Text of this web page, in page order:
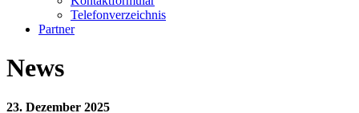
Telefonverzeichnis
Partner
News
23. Dezember 2025